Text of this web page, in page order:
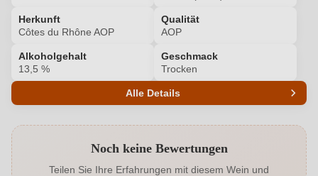
Herkunft
Côtes du Rhône AOP
Qualität
AOP
Alkoholgehalt
13,5 %
Geschmack
Trocken
Alle Details
Alkoholgehalt in % 13,5 %
Noch keine Bewertungen
Teilen Sie Ihre Erfahrungen mit diesem Wein und